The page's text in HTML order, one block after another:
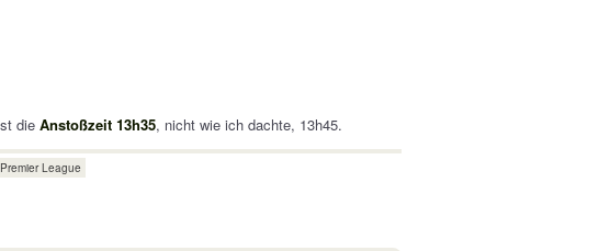
dieAnstoßzeit 13h35, nicht wie ich dachte, 13h45.
Premier League